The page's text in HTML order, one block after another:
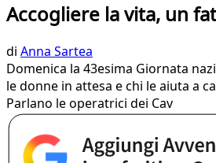
Accogliere la vita, un
di Anna Sartea
Domenica la 43esima Giornata
le donne in attesa e chi le aiuta a
Parlano le operatrici dei Cav